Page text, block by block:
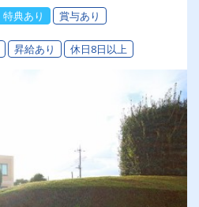
特典あり 賞与あり
昇給あり 休日8日以上